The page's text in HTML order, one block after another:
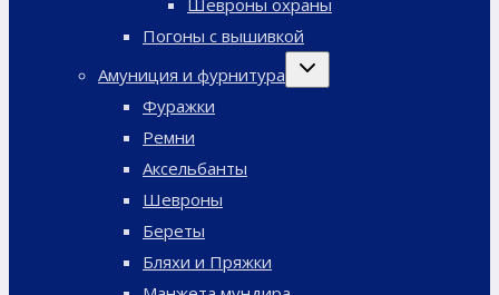
Шевроны охраны
Погоны с вышивкой
Амуниция и фурнитура
Переключить
Фуражки
Ремни
Аксельбанты
Шевроны
Береты
Бляхи и Пряжки